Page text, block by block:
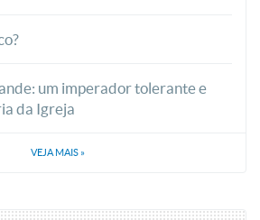
um imperador tolerante e
da Igreja
VEJA MAIS »